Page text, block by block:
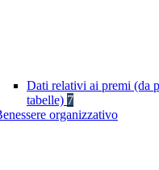
Dati relativi ai premi (da
tabelle) 7
organizzativo